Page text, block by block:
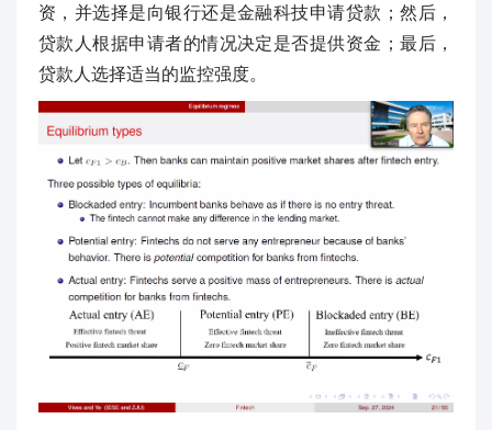
资，并选择是向银行还是金融科技申请贷款；然后，
贷款人根据申请者的情况决定是否提供资金；最后，
贷款人选择适当的监控强度。